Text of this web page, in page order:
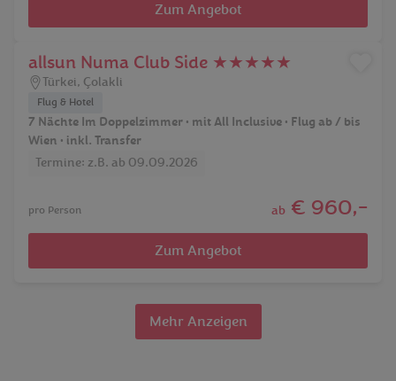
Zum Angebot
allsun Numa Club Side ★★★★★
Türkei, Çolakli
Flug & Hotel
7 Nächte Im Doppelzimmer • mit All Inclusive • Flug ab / bis
Wien • inkl. Transfer
Termine: z.B. ab 09.09.2026
pro Person ab € 960,-
Zum Angebot
Mehr Anzeigen